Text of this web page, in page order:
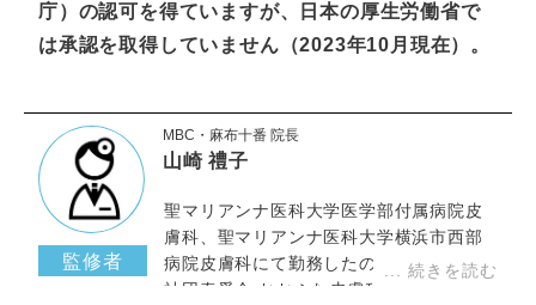
庁）の認可を得ていますが、日本の厚生労働省で
は承認を取得していません（2023年10月現在）。
MBC・麻布十番 院長
山崎 禮子
監修者
聖マリアンナ医科大学医学部付属病院皮
膚科、聖マリアンナ医科大学横浜市西部
病院皮膚科にて勤務したのち、医療法人
社団奏愛会 おおふな皮膚科など皮膚科ク